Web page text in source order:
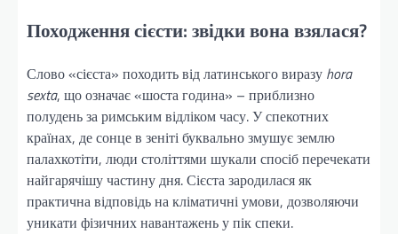
Походження сієсти: звідки вона взялася?
Слово «сієста» походить від латинського виразу hora
sexta, що означає «шоста година» – приблизно
полудень за римським відліком часу. У спекотних
країнах, де сонце в зеніті буквально змушує землю
палахкотіти, люди століттями шукали спосіб перечекати
найгарячішу частину дня. Сієста зародилася як
практична відповідь на кліматичні умови, дозволяючи
уникати фізичних навантажень у пік спеки.